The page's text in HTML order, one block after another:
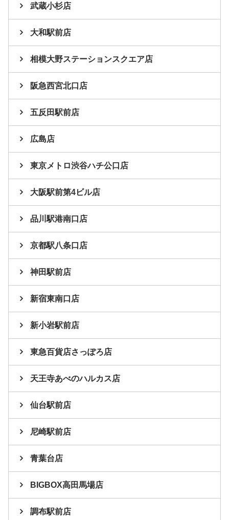
武蔵小杉店
大和駅前店
相模大野ステーションスクエア店
阪急西宮北口店
五反田駅前店
広島店
東京メトロ渋谷ハチ公口店
大阪駅前第4ビル店
品川駅港南口店
京都駅八条口店
神田駅前店
新宿東南口店
新小岩駅前店
東急百貨店さっぽろ店
天王寺あべのハルカス店
仙台駅前店
尼崎駅前店
青葉台店
BIGBOX高田馬場店
調布駅前店